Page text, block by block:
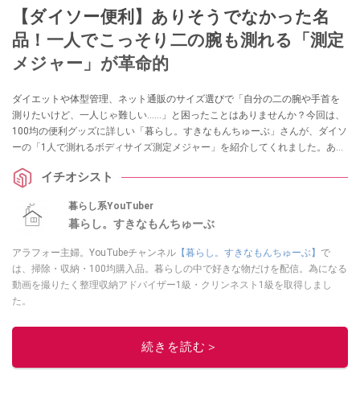
【ダイソー便利】ありそうでなかった名
品！一人でこっそり二の腕も測れる「測定
メジャー」が革命的
ダイエットや体型管理、ネット通販のサイズ選びで「自分の二の腕や手首を
測りたいけど、一人じゃ難しい……」と困ったことはありませんか？今回は、
100均の便利グッズに詳しい「暮らし。すきなもんちゅーぶ」さんが、ダイソ
ーの「1人で測れるボディサイズ測定メジャー」を紹介してくれました。あり
家に一台レベルの重宝アイテムです！
イチオシスト
暮らし系YouTuber
暮らし。すきなもんちゅーぶ
アラフォー主婦。YouTubeチャンネル 【暮らし。すきなもんちゅーぶ】 で
は、掃除・収納・100均購入品。暮らしの中で好きな物だけを配信。為になる
動画を撮りたく整理収納アドバイザー1級・クリンネスト1級を取得しまし
た。
このイチオシストの他の記事を読む
続きを読む＞